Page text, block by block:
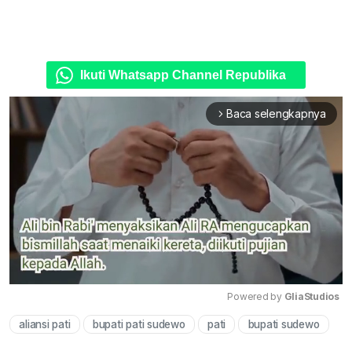
Ikuti Whatsapp Channel Republika
arrow_forward_ios Baca selengkapnya
Mute
Powered by GliaStudios
aliansi pati bupati pati sudewo pati bupati sudewo